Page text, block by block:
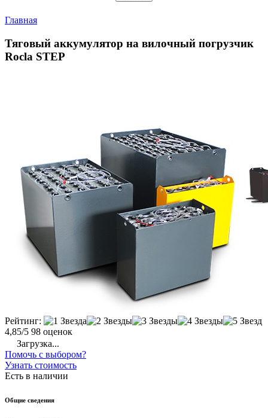
Главная
Тяговый аккумулятор на вилочный погрузчик
Rocla STEP
Рейтинг:
4,85/5 98 оценок
Загрузка...
Помочь с выбором?
Узнать стоимость
Есть в наличии
Общие сведения